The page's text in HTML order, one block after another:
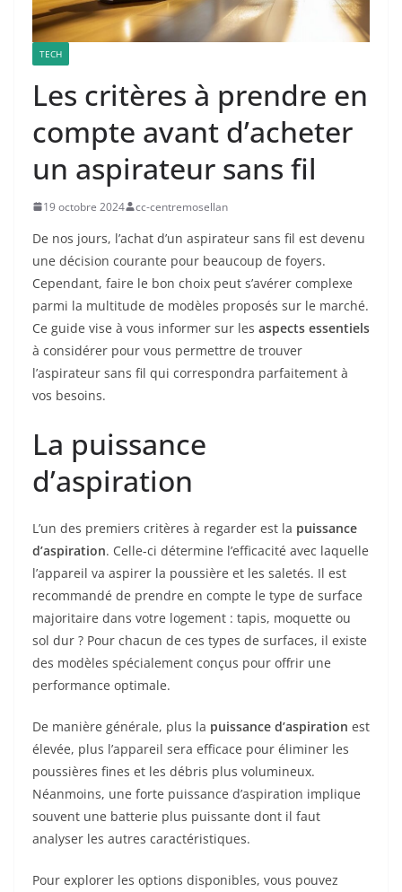
TECH
Les critères à prendre en
compte avant d’acheter
un aspirateur sans fil
19 octobre 2024 cc-centremosellan
De nos jours, l’achat d’un aspirateur sans fil est devenu
une décision courante pour beaucoup de foyers.
Cependant, faire le bon choix peut s’avérer complexe
parmi la multitude de modèles proposés sur le marché.
Ce guide vise à vous informer sur les aspects essentiels
à considérer pour vous permettre de trouver
l’aspirateur sans fil qui correspondra parfaitement à
vos besoins.
La puissance
d’aspiration
L’un des premiers critères à regarder est la puissance
d’aspiration. Celle-ci détermine l’efficacité avec laquelle
l’appareil va aspirer la poussière et les saletés. Il est
recommandé de prendre en compte le type de surface
majoritaire dans votre logement : tapis, moquette ou
sol dur ? Pour chacun de ces types de surfaces, il existe
des modèles spécialement conçus pour offrir une
performance optimale.
De manière générale, plus la puissance d’aspiration est
élevée, plus l’appareil sera efficace pour éliminer les
poussières fines et les débris plus volumineux.
Néanmoins, une forte puissance d’aspiration implique
souvent une batterie plus puissante dont il faut
analyser les autres caractéristiques.
Pour explorer les options disponibles, vous pouvez